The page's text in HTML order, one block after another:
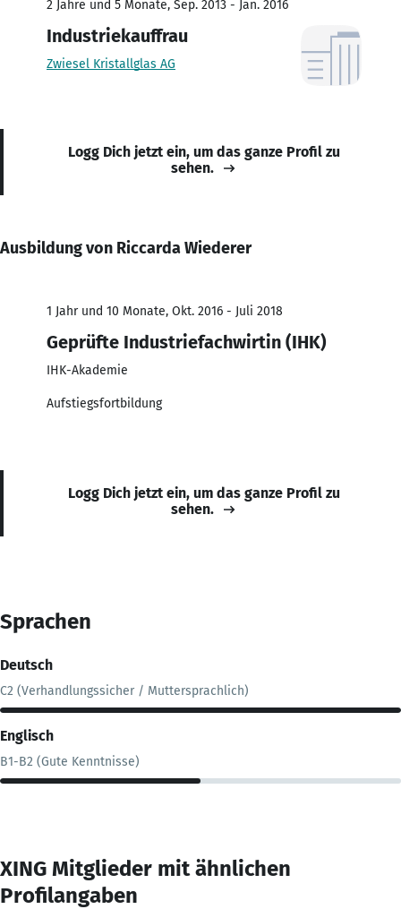
2 Jahre und 5 Monate, Sep. 2013 - Jan. 2016
Industriekauffrau
Zwiesel Kristallglas AG
Logg Dich jetzt ein, um das ganze Profil zu
sehen.
Ausbildung von Riccarda Wiederer
1 Jahr und 10 Monate, Okt. 2016 - Juli 2018
Geprüfte Industriefachwirtin (IHK)
IHK-Akademie
Aufstiegsfortbildung
Logg Dich jetzt ein, um das ganze Profil zu
sehen.
Sprachen
Deutsch
C2 (Verhandlungssicher / Muttersprachlich)
Englisch
B1-B2 (Gute Kenntnisse)
XING Mitglieder mit ähnlichen
Profilangaben